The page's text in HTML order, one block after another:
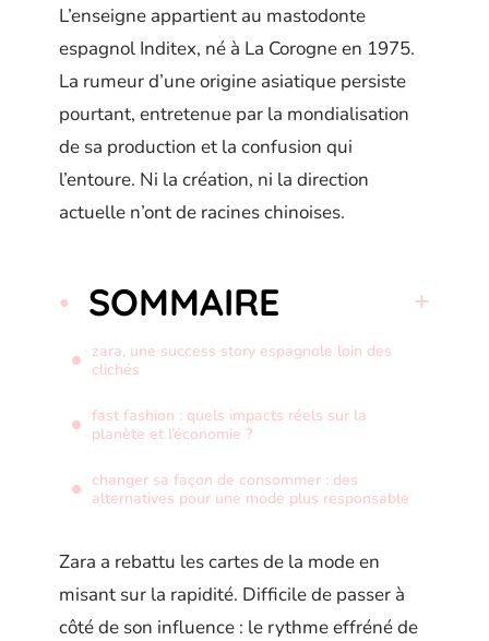
L’enseigne appartient au mastodonte
espagnol Inditex, né à La Corogne en 1975.
La rumeur d’une origine asiatique persiste
pourtant, entretenue par la mondialisation
de sa production et la confusion qui
l’entoure. Ni la création, ni la direction
actuelle n’ont de racines chinoises.
SOMMAIRE
zara, une success story espagnole loin des
clichés
fast fashion : quels impacts réels sur la
planète et l’économie ?
changer sa façon de consommer : des
alternatives pour une mode plus responsable
Zara a rebattu les cartes de la mode en
misant sur la rapidité. Difficile de passer à
côté de son influence : le rythme effréné de